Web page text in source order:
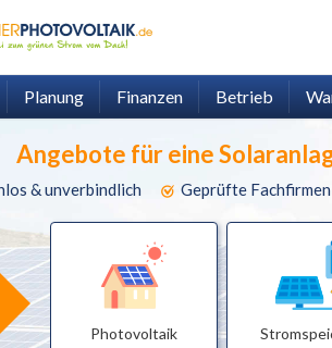
Planung Finanzen Betrieb
Angebote für eine
& unverbindlich Geprüfte Fachfirmen
Photovoltaik